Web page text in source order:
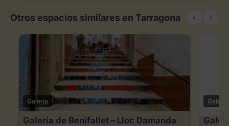
Otros espacios similares en Tarragona
Galería
Galería de Benifallet – Lloc Damanda
Galería